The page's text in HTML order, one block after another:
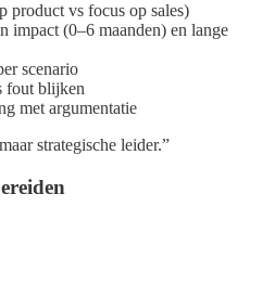
product vs focus op sales)
impact (0–6 maanden) en lange
scenario
fout blijken
met argumentatie
strategische leider.”